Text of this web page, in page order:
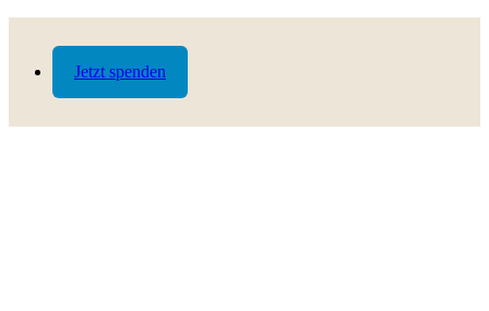
Jetzt spenden